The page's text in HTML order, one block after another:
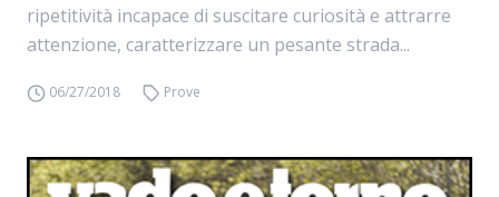
ripetitività incapace di suscitare curiosità e attrarre
attenzione, caratterizzare un pesante strada...
06/27/2018 Prove